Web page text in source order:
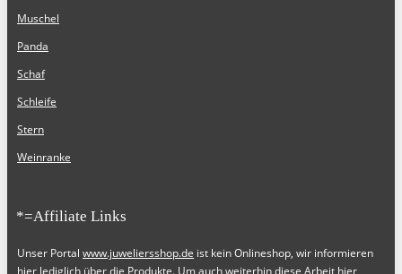
Muschel
Panda
Schaf
Schleife
Stern
Weinranke
*=Affiliate Links
Unser Portal www.juweliersshop.de ist kein Onlineshop, wir informieren